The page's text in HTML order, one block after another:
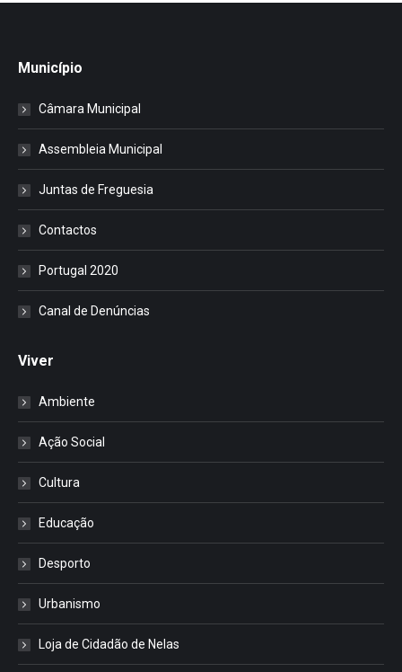
Município
Câmara Municipal
Assembleia Municipal
Juntas de Freguesia
Contactos
Portugal 2020
Canal de Denúncias
Viver
Ambiente
Ação Social
Cultura
Educação
Desporto
Urbanismo
Loja de Cidadão de Nelas